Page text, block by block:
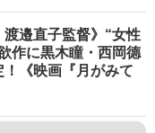
渡邉直子監督》“女性
作に黒木瞳・西岡德
《映画『月がみて